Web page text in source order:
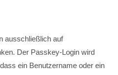
ausschließlich auf
Der Passkey‑Login wird
ein Benutzername oder ein